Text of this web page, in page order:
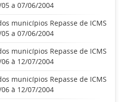
a 07/06/2004
municípios Repasse de ICMS
a 07/06/2004
municípios Repasse de ICMS
à 12/07/2004
municípios Repasse de ICMS
à 12/07/2004